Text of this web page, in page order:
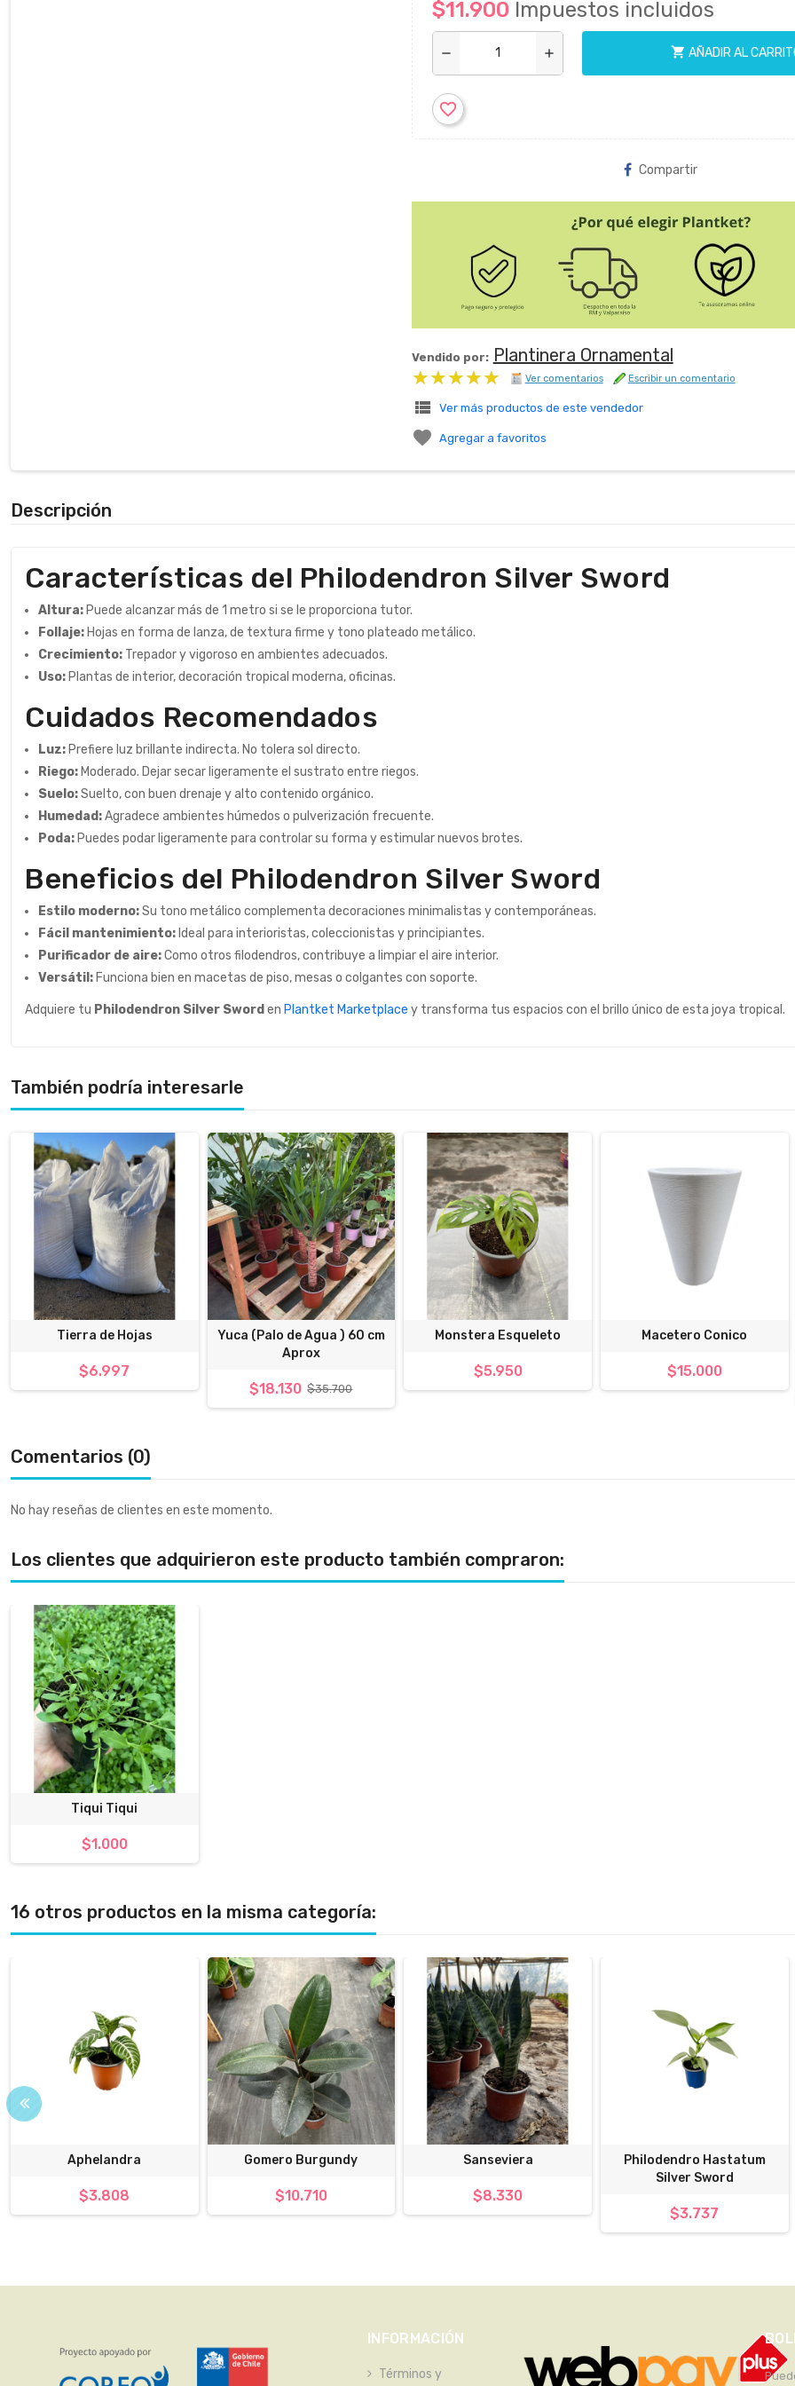
$11.900 Impuestos incluidos
remove add shopping_cart AÑADIR AL
favorite_border
Compartir
Vendido por: Plantinera Ornamental
★★★★★
★★★★★ Ver comentarios Escribir un comentario
view_list Ver más productos de este vendedor
 Agregar a favoritos
Descripción
Características del Philodendron Silver Sword
Altura: Puede alcanzar más de 1 metro si se le proporciona tutor.
Follaje: Hojas en forma de lanza, de textura firme y tono plateado metálico.
Crecimiento: Trepador y vigoroso en ambientes adecuados.
Uso: Plantas de interior, decoración tropical moderna, oficinas.
Cuidados Recomendados
Luz: Prefiere luz brillante indirecta. No tolera sol directo.
Riego: Moderado. Dejar secar ligeramente el sustrato entre riegos.
Suelo:Suelto, con buen drenaje y alto contenido orgánico.
Humedad:Agradece ambientes húmedos o pulverización frecuente.
Poda: Puedes podar ligeramente para controlar su forma y estimular nuevos brotes.
Beneficios del Philodendron Silver Sword
Estilo moderno:Su tono metálico complementa decoraciones minimalistas y contemporáneas.
Fácil mantenimiento: Ideal para interioristas, coleccionistas y principiantes.
Purificador de aire:Como otros filodendros, contribuye a limpiar el aire interior.
Versátil: Funciona bien en macetas de piso, mesas o colgantes con soporte.
Adquiere tu Philodendron Silver Sword en Plantket Marketplace y transforma tus espacios con el brillo único de esta joya tropical.
También podría interesarle
Tierra de Hojas
$6.997
Yuca (Palo de Agua ) 60 cm
Aprox
$18.130 $35.700
Monstera Esqueleto
$5.950
Macetero Conico
$15.000
Comentarios (0)
No hay reseñas de clientes en este momento.
Los clientes que adquirieron este producto también compraron:
Tiqui Tiqui
$1.000
16 otros productos en la misma categoría:
Aphelandra
$3.808
Gomero Burgundy
$10.710
Sanseviera
$8.330
Philodendro Hastatum
Silver Sword
$3.737
INFORMACIÓN
Términos y